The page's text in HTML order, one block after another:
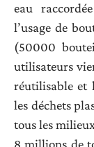
eau
l’usage de
(50000
utilisateurs
réutilisable et
les déchets
tous les
8 millions de